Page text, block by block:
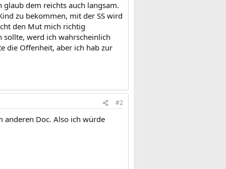
dem reichts auch langsam.
zu bekommen, mit der SS wird
den Mut mich richtig
sollte, werd ich wahrscheinlich
die Offenheit, aber ich hab zur
#2
anderen Doc. Also ich würde